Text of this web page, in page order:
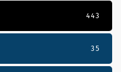
443
35